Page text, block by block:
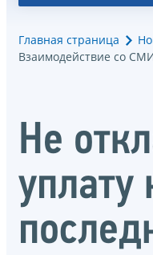
Главная страница
Взаимодействие со
Не
уплату